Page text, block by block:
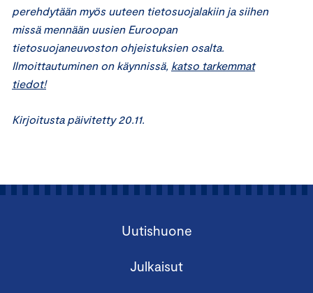
perehdytään myös uuteen tietosuojalakiin ja siihen
missä mennään uusien Euroopan
tietosuojaneuvoston ohjeistuksien osalta.
Ilmoittautuminen on käynnissä, katso tarkemmat
tiedot!
Kirjoitusta päivitetty 20.11.
Uutishuone
Julkaisut